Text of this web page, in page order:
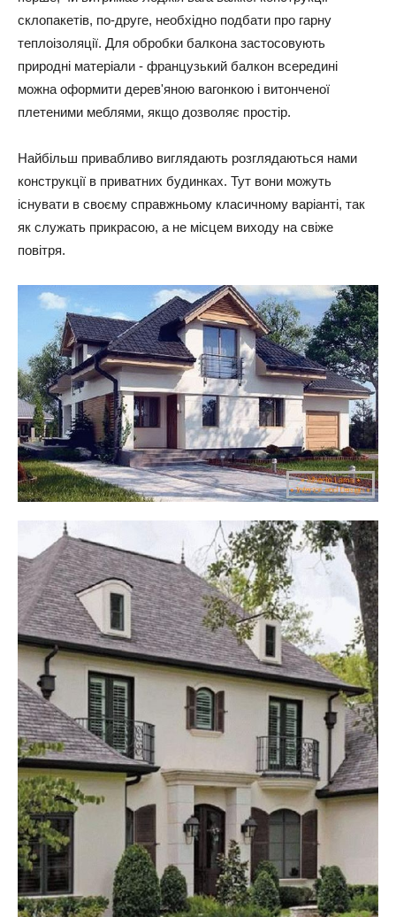
склопакетів, по-друге, необхідно подбати про гарну
теплоізоляції. Для обробки балкона застосовують
природні матеріали - французький балкон всередині
можна оформити дерев'яною вагонкою і витонченої
плетеними меблями, якщо дозволяє простір.
Найбільш привабливо виглядають розглядаються нами
конструкції в приватних будинках. Тут вони можуть
існувати в своєму справжньому класичному варіанті, так
як служать прикрасою, а не місцем виходу на свіже
повітря.